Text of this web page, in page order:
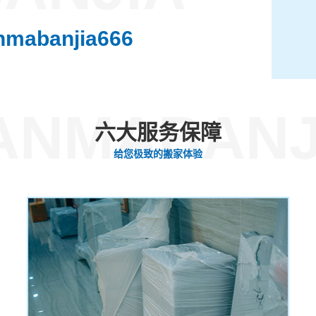
六大服务保障
给您极致的搬家体验